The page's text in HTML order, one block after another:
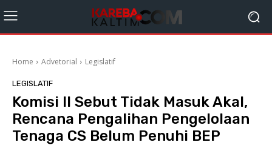
Home Advetorial Legislatif
LEGISLATIF
Komisi II Sebut Tidak Masuk Akal,
Rencana Pengalihan Pengelolaan
Tenaga CS Belum Penuhi BEP